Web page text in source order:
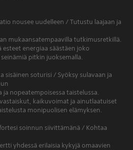
nousee uudelleen / Tutustu laajaan ja
mukaansatempaavilla tutkimusretkillä.
energiaa säästäen joko
pitkin juoksemalla.
sisäinen soturisi / Syöksy sulavaan ja
ja nopeatempoisessa taistelussa.
kaikuvoimat ja ainutlaatuiset
monipuolisen elämyksen.
soinnun siivittämänä / Kohtaa
yhdessä erilaisia kykyjä omaavien